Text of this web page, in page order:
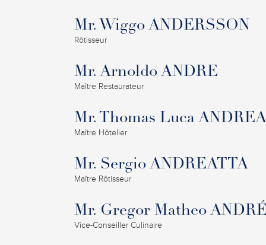
Mr. Wiggo ANDERSSON
Rôtisseur
Mr. Arnoldo ANDRE
Maître Restaurateur
Mr. Thomas Luca
Maître Hôtelier
Mr. Sergio ANDREATTA
Maître Rôtisseur
Mr. Gregor Matheo
Vice-Conseiller Culinaire